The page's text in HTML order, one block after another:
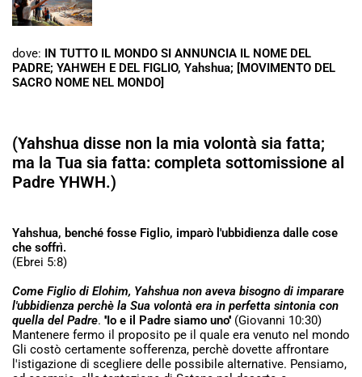
dove: IN TUTTO IL MONDO SI ANNUNCIA IL NOME DEL
PADRE; YAHWEH E DEL FIGLIO, Yahshua; [MOVIMENTO DEL
SACRO NOME NEL MONDO]
(Yahshua disse non la mia volontà sia fatta;
ma la Tua sia fatta: completa sottomissione al
Padre YHWH.)
Yahshua, benché fosse Figlio, imparò l'ubbidienza dalle cose
che soffrì.
(Ebrei 5:8)
Come Figlio di Elohim, Yahshua non aveva bisogno di imparare
l'ubbidienza perchè la Sua volontà era in perfetta sintonia con
quella del Padre. ''Io e il Padre siamo uno'' (Giovanni 10:30)
Mantenere fermo il proposito pe il quale era venuto nel mondo
Gli costò certamente sofferenza, perchè dovette affrontare
l'istigazione di scegliere delle possibile alternative. Pensiamo,